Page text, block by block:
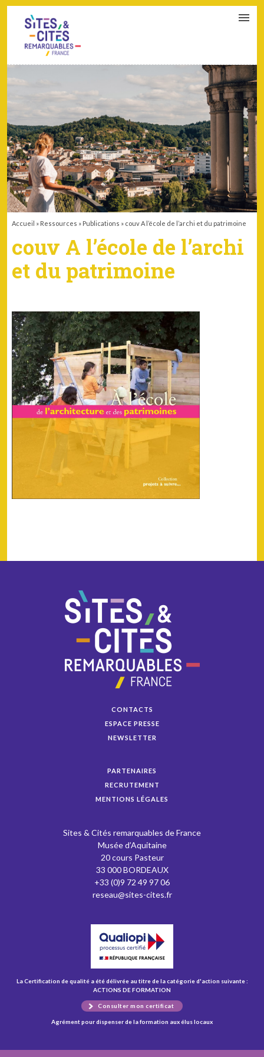
Accueil » Ressources » Publications » couv A l’école de l’archi et du patrimoine
couv A l’école de l’archi
et du patrimoine
CONTACTS
ESPACE PRESSE
NEWSLETTER
PARTENAIRES
RECRUTEMENT
MENTIONS LÉGALES
Sites & Cités remarquables de France
Musée d’Aquitaine
20 cours Pasteur
33 000 BORDEAUX
+33 (0)9 72 49 97 06
reseau@sites-cites.fr
La Certification de qualité a été délivrée au titre de la catégorie d'action suivante :
ACTIONS DE FORMATION
Consulter mon certificat
Agrément pour dispenser de la formation aux élus locaux